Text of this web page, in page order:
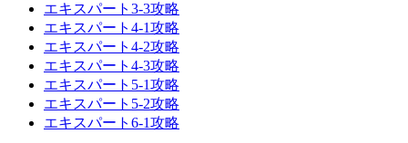
エキスパート3-3攻略
エキスパート4-1攻略
エキスパート4-2攻略
エキスパート4-3攻略
エキスパート5-1攻略
エキスパート5-2攻略
エキスパート6-1攻略